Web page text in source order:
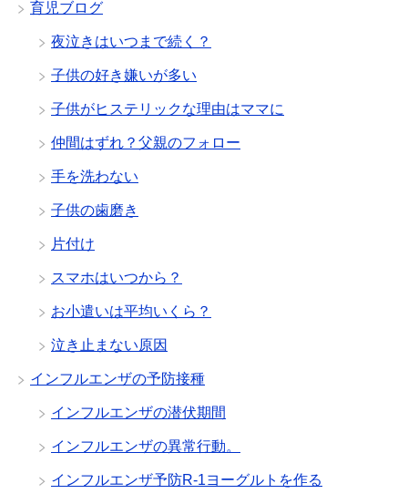
育児ブログ
夜泣きはいつまで続く？
子供の好き嫌いが多い
子供がヒステリックな理由はママに
仲間はずれ？父親のフォロー
手を洗わない
子供の歯磨き
片付け
スマホはいつから？
お小遣いは平均いくら？
泣き止まない原因
インフルエンザの予防接種
インフルエンザの潜伏期間
インフルエンザの異常行動。
インフルエンザ予防R-1ヨーグルトを作る